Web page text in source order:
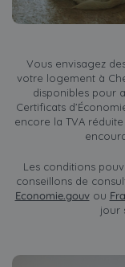
Vous envisagez
votre logement à
disponibles pour
Certificats
encore la TVA
Les conditions
conseillons de
Economie.gouvou
jour